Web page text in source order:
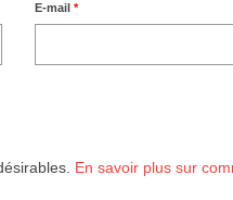
E-mail*
En savoir plus sur